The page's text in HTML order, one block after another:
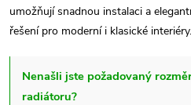
umožňují snadnou instalaci a
řešení pro moderní i klasické interiéry.
Nenašli jste požadovaný
radiátoru?